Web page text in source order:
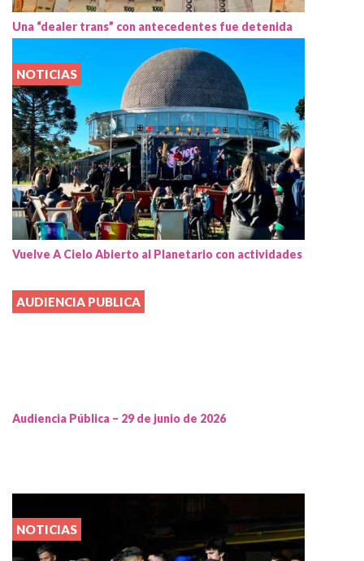
Una “dealer trans” con antecedentes fue detenida
NOTICIAS
Vuelve A Cielo Abierto al Planetario con actividades
AUDIENCIA PUBLICA
Audiencia Pública – 29 de junio de 2026
NOTICIAS